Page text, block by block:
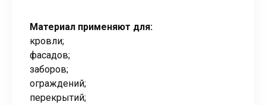
Материал применяют для:
кровли;
фасадов;
заборов;
ограждений;
перекрытий;